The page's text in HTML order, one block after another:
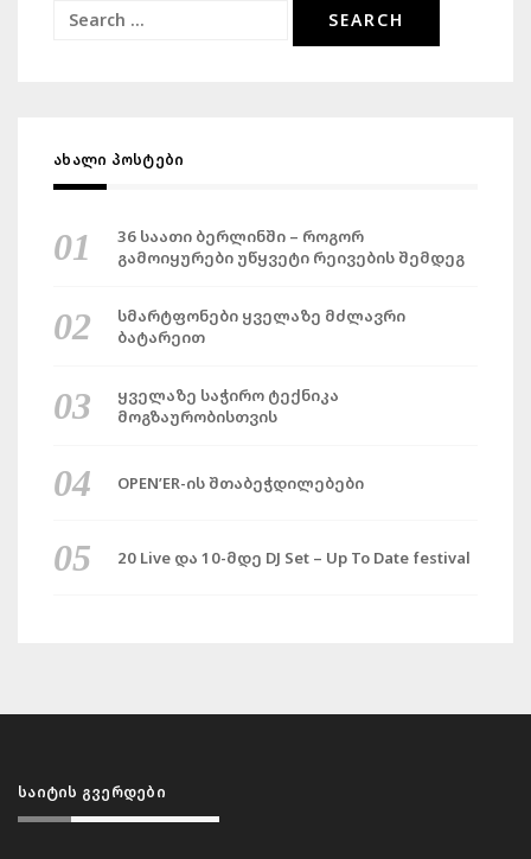
Search
ᲐᲮᲐᲚᲘ ᲞᲝᲡᲢᲔᲑᲘ
36 საათი ბერლინში – როგორ
გამოიყურები უწყვეტი რეივების შემდეგ
სმარტფონები ყველაზე მძლავრი
ბატარეით
ყველაზე საჭირო ტექნიკა
მოგზაურობისთვის
OPEN’ER-ის შთაბეჭდილებები
20 Live და 10-მდე DJ Set – Up To Date festival
ᲡᲐᲘᲢᲘᲡ ᲒᲕᲔᲠᲓᲔᲑᲘ